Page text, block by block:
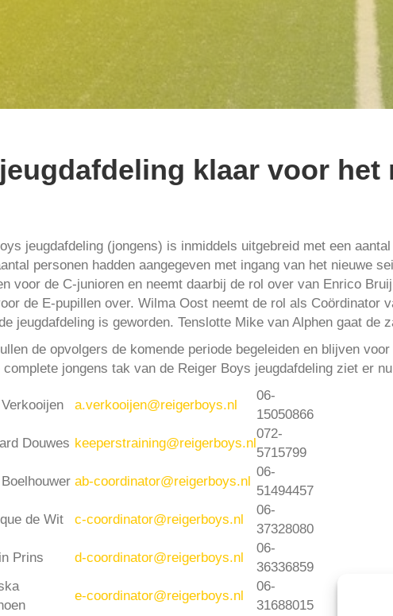
klaar voor het
jeugdafdeling (jongens) is inmiddels uitgebreid met een
personen hadden aangegeven met ingang van het nieuwe
voor de C-junioren en neemt daarbij de rol over van Enrico
de E-pupillen over. Wilma Oost neemt de rol als Coördinator
jeugdafdeling is geworden. Tenslotte Mike van Alphen gaat de
de opvolgers de komende periode begeleiden en blijven
jongens tak van de Reiger Boys jeugdafdeling ziet er
a.verkooijen@reigerboys.nl
06-
15050866
Douwes keeperstraining@reigerboys.nl
072-
5715799
ab-coordinator@reigerboys.nl
06-
51494457
de Wit c-coordinator@reigerboys.nl
06-
37328080
Prins d-coordinator@reigerboys.nl
06-
36336859
e-coordinator@reigerboys.nl
06-
31688015